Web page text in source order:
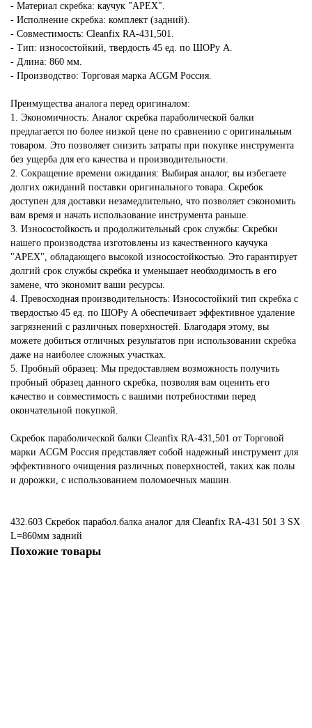
- Материал скребка: каучук "APEX".
- Исполнение скребка: комплект (задний).
- Совместимость: Cleanfix RA-431,501.
- Тип: износостойкий, твердость 45 ед. по ШОРу А.
- Длина: 860 мм.
- Производство: Торговая марка ACGM Россия.
Преимущества аналога перед оригиналом:
1. Экономичность: Аналог скребка параболической балки
предлагается по более низкой цене по сравнению с оригинальным
товаром. Это позволяет снизить затраты при покупке инструмента
без ущерба для его качества и производительности.
2. Сокращение времени ожидания: Выбирая аналог, вы избегаете
долгих ожиданий поставки оригинального товара. Скребок
доступен для доставки незамедлительно, что позволяет сэкономить
вам время и начать использование инструмента раньше.
3. Износостойкость и продолжительный срок службы: Скребки
нашего производства изготовлены из качественного каучука
"APEX", обладающего высокой износостойкостью. Это гарантирует
долгий срок службы скребка и уменьшает необходимость в его
замене, что экономит ваши ресурсы.
4. Превосходная производительность: Износостойкий тип скребка с
твердостью 45 ед. по ШОРу А обеспечивает эффективное удаление
загрязнений с различных поверхностей. Благодаря этому, вы
можете добиться отличных результатов при использовании скребка
даже на наиболее сложных участках.
5. Пробный образец: Мы предоставляем возможность получить
пробный образец данного скребка, позволяя вам оценить его
качество и совместимость с вашими потребностями перед
окончательной покупкой.
Скребок параболической балки Cleanfix RA-431,501 от Торговой
марки ACGM Россия представляет собой надежный инструмент для
эффективного очищения различных поверхностей, таких как полы
и дорожки, с использованием поломоечных машин.
432.603 Скребок парабол.балка аналог для Cleanfix RA-431 501 3 SX
L=860мм задний
Похожие товары